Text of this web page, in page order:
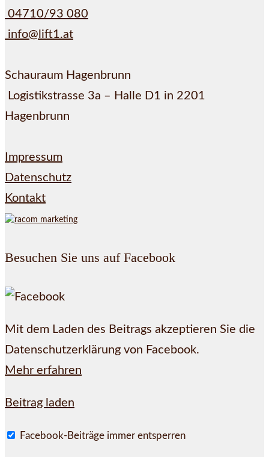
04710/93 080
info@lift1.at
Schauraum Hagenbrunn
Logistikstrasse 3a – Halle D1 in 2201
Hagenbrunn
Impressum
Datenschutz
Kontakt
Besuchen Sie uns auf Facebook
Mit dem Laden des Beitrags akzeptieren Sie die
Datenschutzerklärung von Facebook.
Mehr erfahren
Beitrag laden
Facebook-Beiträge immer entsperren